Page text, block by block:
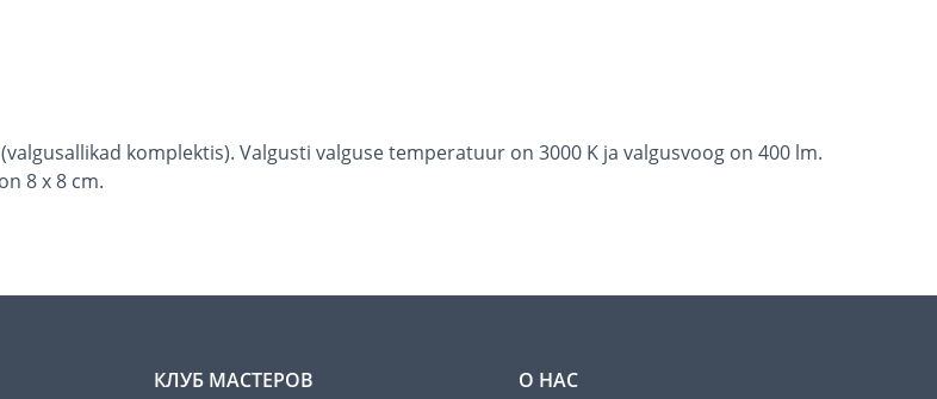
komplektis). Valgusti valguse temperatuur on 3000 K ja valgusvoog on 400 lm.
8 x 8 cm.
КЛУБ МАСТЕРОВ
О НАС